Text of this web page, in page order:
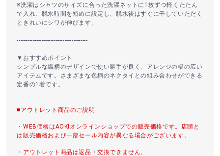
※洗濯はシャツのサイズに合った洗濯ネットに1枚ずつ軽くたたん
で入れ、脱水時間を短めに設定し、脱水後はすぐに干していただく
ときれいにシワが伸びます。
----------------------------------------
▼おすすめポイント
シンプルな織柄のデザインで使い勝手が良く、アレンジの幅の広い
アイテムです。さまざまな色柄のネクタイとの組み合わせができる
定番の1着です。
■アウトレット商品のご説明
・WEB価格はAOKIオンラインショップでの販売価格です。店頭と
は販売価格および一部セール内容が異なる場合がございます。
・アウトレット商品は返品・交換できません。